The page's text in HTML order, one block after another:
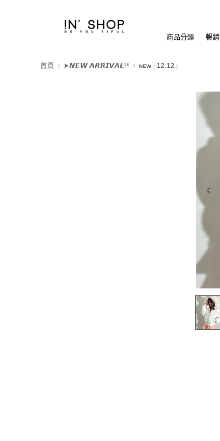
商品分類 暢
首頁 ➤𝙉𝙀𝙒 𝘼𝙍𝙍𝙄𝙑𝘼𝙇²⁵ ɴᴇᴡ ₍ 12.12 ₎